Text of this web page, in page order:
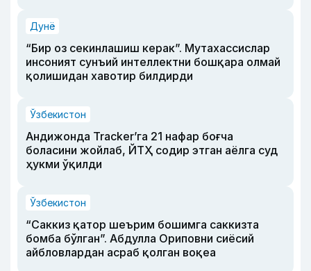
Дунё
“Бир оз секинлашиш керак”. Мутахассислар
инсоният сунъий интеллектни бошқара олмай
қолишидан хавотир билдирди
Ўзбекистон
Андижонда Tracker’га 21 нафар боғча
боласини жойлаб, ЙТҲ содир этган аёлга суд
ҳукми ўқилди
Ўзбекистон
“Саккиз қатор шеърим бошимга саккизта
бомба бўлган”. Абдулла Ориповни сиёсий
айбловлардан асраб қолган воқеа